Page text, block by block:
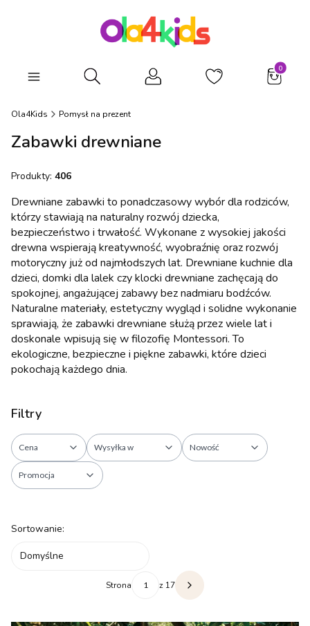
Otwórz wyszukiwarkę
Ola4Kids Pomysł na prezent
Zabawki drewniane
Produkty: 406
Drewniane zabawki to ponadczasowy wybór dla rodziców,
którzy stawiają na naturalny rozwój dziecka,
bezpieczeństwo i trwałość. Wykonane z wysokiej jakości
drewna wspierają kreatywność, wyobraźnię oraz rozwój
motoryczny już od najmłodszych lat. Drewniane kuchnie dla
dzieci, domki dla lalek czy klocki drewniane zachęcają do
spokojnej, angażującej zabawy bez nadmiaru bodźców.
Naturalne materiały, estetyczny wygląd i solidne wykonanie
sprawiają, że zabawki drewniane służą przez wiele lat i
doskonale wpisują się w filozofię Montessori. To
ekologiczne, bezpieczne i piękne zabawki, które dzieci
pokochają każdego dnia.
Filtry
Cena Wysyłka w Nowość
Promocja
Lista produktów
Sortowanie:
Domyślne
Strona z 17 Następne produkty